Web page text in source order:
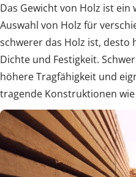
Das Gewicht von Holz ist
Auswahl von Holz für
schwerer das Holz ist, desto
Dichte und Festigkeit.
höhere Tragfähigkeit und
tragende Konstruktionen